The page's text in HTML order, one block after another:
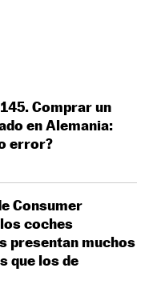
Comprar un
en Alemania:
error?
Consumer
coches
presentan muchos
que los de